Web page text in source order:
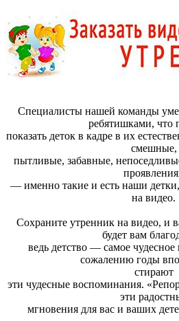
Специалисты нашей команды
ребятишками, что
показать деток в кадре в их
смешные,
пытливые, забавные,
— именно такие и есть наши
на видео.
Сохраните утренник на видео, и
будет вам
ведь детство — самое
сожалению годы
стирают
эти чудесные воспоминания.
эти
мгновения для вас и ваших